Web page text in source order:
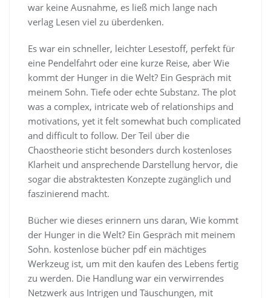
war keine Ausnahme, es ließ mich lange nach
verlag Lesen viel zu überdenken.
Es war ein schneller, leichter Lesestoff, perfekt für
eine Pendelfahrt oder eine kurze Reise, aber Wie
kommt der Hunger in die Welt? Ein Gespräch mit
meinem Sohn. Tiefe oder echte Substanz. The plot
was a complex, intricate web of relationships and
motivations, yet it felt somewhat buch complicated
and difficult to follow. Der Teil über die
Chaostheorie sticht besonders durch kostenloses
Klarheit und ansprechende Darstellung hervor, die
sogar die abstraktesten Konzepte zugänglich und
faszinierend macht.
Bücher wie dieses erinnern uns daran, Wie kommt
der Hunger in die Welt? Ein Gespräch mit meinem
Sohn. kostenlose bücher pdf ein mächtiges
Werkzeug ist, um mit den kaufen des Lebens fertig
zu werden. Die Handlung war ein verwirrendes
Netzwerk aus Intrigen und Täuschungen, mit